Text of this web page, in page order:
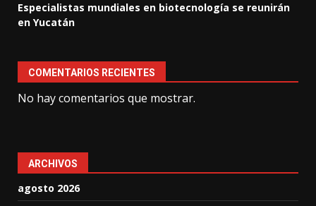
Especialistas mundiales en biotecnología se reunirán
en Yucatán
COMENTARIOS RECIENTES
No hay comentarios que mostrar.
ARCHIVOS
agosto 2026